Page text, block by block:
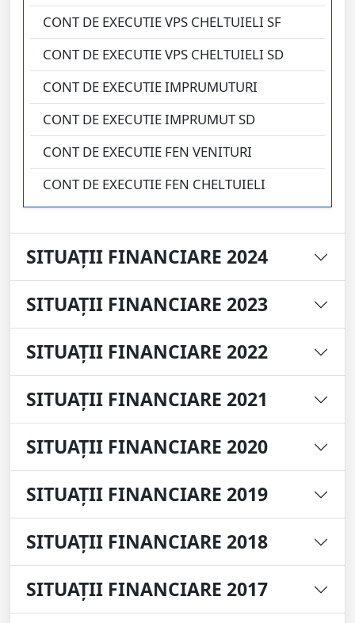
CONT DE EXECUTIE VPS CHELTUIELI SF
CONT DE EXECUTIE VPS CHELTUIELI SD
CONT DE EXECUTIE IMPRUMUTURI
CONT DE EXECUTIE IMPRUMUT SD
CONT DE EXECUTIE FEN VENITURI
CONT DE EXECUTIE FEN CHELTUIELI
SITUAȚII FINANCIARE 2024
SITUAȚII FINANCIARE 2023
SITUAȚII FINANCIARE 2022
SITUAȚII FINANCIARE 2021
SITUAȚII FINANCIARE 2020
SITUAȚII FINANCIARE 2019
SITUAȚII FINANCIARE 2018
SITUAȚII FINANCIARE 2017